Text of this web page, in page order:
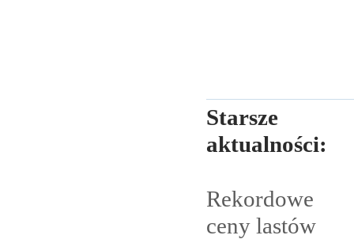
Starsze
aktualności:
Rekordowe
ceny lastów